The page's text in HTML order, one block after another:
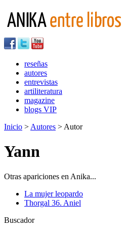
reseñas
autores
entrevistas
artiliteratura
magazine
blogs VIP
Inicio > Autores > Autor
Yann
Otras apariciones en Anika...
La mujer leopardo
Thorgal 36. Aniel
Buscador